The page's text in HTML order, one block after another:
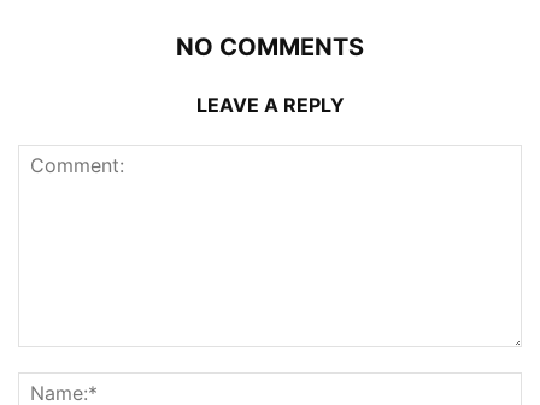
NO COMMENTS
LEAVE A REPLY